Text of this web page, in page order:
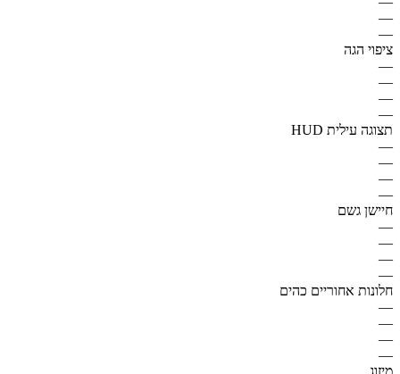
—
—
ציפוי הגה
—
—
—
—
תצוגה עילית HUD
—
—
—
—
חיישן גשם
—
—
—
—
חלונות אחוריים כהים
—
—
—
—
מיזוג